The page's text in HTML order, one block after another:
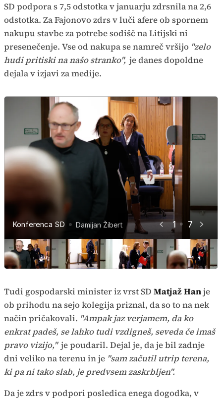
SD podpora s 7,5 odstotka v januarju zdrsnila na 2,6
odstotka. Za Fajonovo zdrs v luči afere ob spornem
nakupu stavbe za potrebe sodišč na Litijski ni
presenečenje. Vse od nakupa se namreč vršijo "zelo
hudi pritiski na našo stranko", je danes dopoldne
dejala v izjavi za medije.
1 7
Konferenca SD Damijan Žibert
Konferenca SD Damijan Žibert
Konferenca SD Damijan Žibert
Konferenca SD Damijan Žibert
Konferenca SD Damijan Žibert
Konferenca SD Damijan Žibert
Konferenca SD Damijan Žibert
Tudi gospodarski minister iz vrst SD Matjaž Hanje
ob prihodu na sejo kolegija priznal, da so to na nek
način pričakovali. "Ampak jaz verjamem, da ko
enkrat padeš, se lahko tudi vzdigneš, seveda če imaš
pravo vizijo," je poudaril. Dejal je, da je bil zadnje
dni veliko na terenu in je "sam začutil utrip terena,
ki pa ni tako slab, je predvsem zaskrbljen".
Da je zdrs v podpori posledica enega dogodka, v